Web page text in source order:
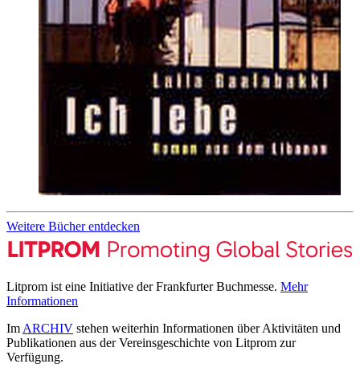
Weitere Bücher entdecken
Litprom ist eine Initiative der Frankfurter Buchmesse. Mehr
Informationen
Im ARCHIV stehen weiterhin Informationen über Aktivitäten und
Publikationen aus der Vereinsgeschichte von Litprom zur
Verfügung.